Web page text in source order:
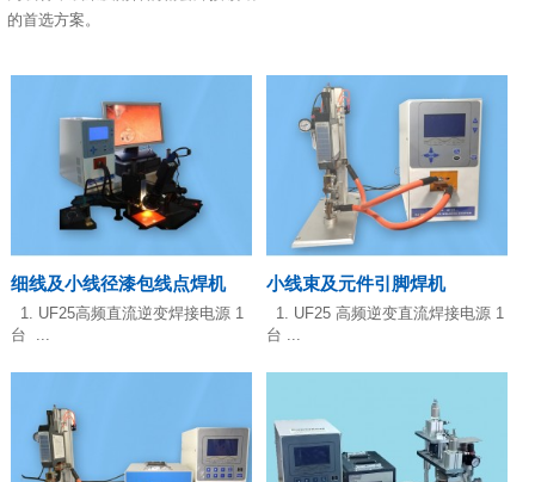
的首选方案。
细线及小线径漆包线点焊机
1. UF25高频直流逆变焊接电源 1
台 ...
小线束及元件引脚焊机
1. UF25 高频逆变直流焊接电源 1
台 ...